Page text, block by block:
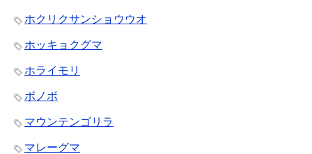
ホクリクサンショウウオ
ホッキョクグマ
ホライモリ
ボノボ
マウンテンゴリラ
マレーグマ